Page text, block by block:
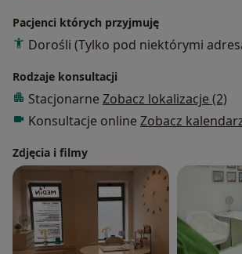
zmianami hormonalnymi...
-zaburzeniach głosu i mowy po
-jąkaniu i giełkocie,
-zaburzeniach połykania, chrząkaniu
-przygotowuję pacjentów do założenia
ortodontycznego,
-wspieram afirmację głosu osób
niebinarnych.
Pacjenci których przyjmuję
Dorośli (Tylko pod niektórymi
Rodzaje konsultacji
Stacjonarne Zobacz lokalizacje (2)
Konsultacje online Zobacz
Zdjęcia i filmy